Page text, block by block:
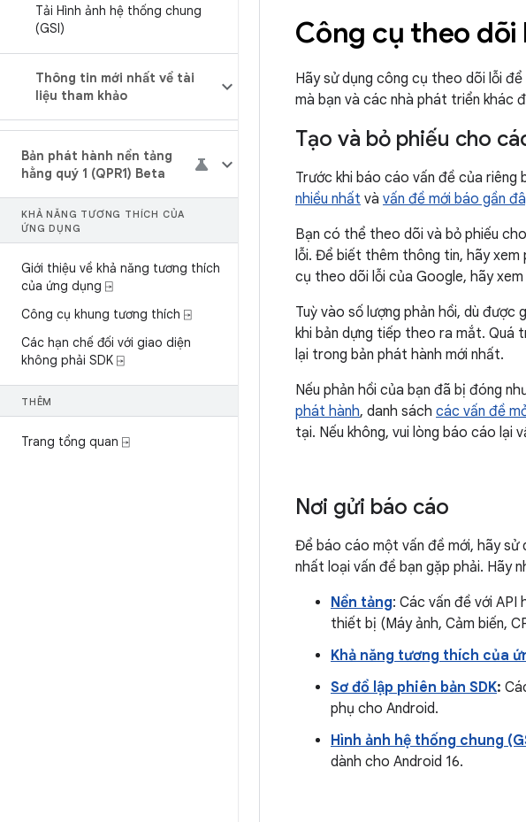
Tải Hình ảnh hệ thống chung
(GSI)
Thông tin mới nhất về tài
liệu tham khảo
Bản phát hành nền tảng
hằng quý 1 (QPR1) Beta
KHẢ NĂNG TƯƠNG THÍCH CỦA
ỨNG DỤNG
Giới thiệu về khả năng tương thích
của ứng dụng ⍈
Công cụ khung tương thích ⍈
Các hạn chế đối với giao diện
không phải SDK ⍈
THÊM
Trang tổng quan ⍈
Công cụ theo dõi
Hãy sử dụng công cụ theo dõi lỗi
mà bạn và các nhà phát triển khác
Tạo và bỏ phiếu cho
Trước khi báo cáo vấn đề của riêng
nhiều nhất và vấn đề mới báo gần
Bạn có thể theo dõi và bỏ phiếu
lỗi. Để biết thêm thông tin, hãy xem
cụ theo dõi lỗi của Google, hãy xem
Tuỳ vào số lượng phản hồi, dù
khi bản dựng tiếp theo ra mắt. Quá
lại trong bản phát hành mới nhất.
Nếu phản hồi của bạn đã bị đóng
phát hành, danh sách các vấn đề
tại. Nếu không, vui lòng báo cáo lại
Nơi gửi báo cáo
Để báo cáo một vấn đề mới, hãy sử
nhất loại vấn đề bạn gặp phải. Hãy
Nền tảng: Các vấn đề với API
thiết bị (Máy ảnh, Cảm biến,
Khả năng tương thích của
Sơ đồ lập phiên bản SDK:
phụ cho Android.
Hình ảnh hệ thống chung
dành cho Android 16.